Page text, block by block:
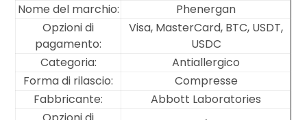
Nome del marchio:
Phenergan
Opzioni di
pagamento:
Visa, MasterCard, BTC, USDT,
USDC
Categoria:
Antiallergico
Forma di rilascio:
Compresse
Fabbricante:
Abbott Laboratories